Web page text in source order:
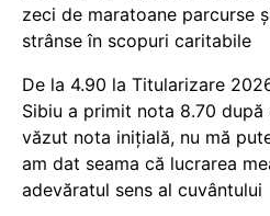
zeci de maratoane parcurse
strânse în scopuri caritabile
De la 4.90 la Titularizare
Sibiu a primit nota 8.70
văzut nota inițială, nu mă
am dat seama că lucrarea
adevăratul sens al cuvântului